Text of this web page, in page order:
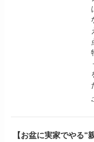
【お盆に実家でやる“